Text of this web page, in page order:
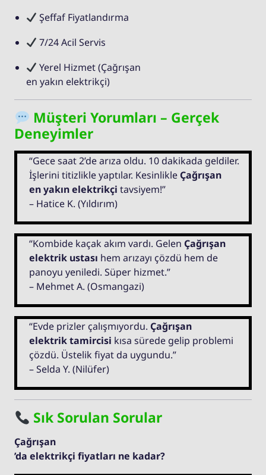
Şeffaf Fiyatlandırma
7/24 Acil Servis
Yerel Hizmet (Çağrışan
en yakın elektrikçi)
Müşteri Yorumları – Gerçek
Deneyimler
“Gece saat 2’de arıza oldu. 10 dakikada geldiler.
İşlerini titizlikle yaptılar. Kesinlikle Çağrışan
en yakın elektrikçi tavsiyem!”
– Hatice K. (Yıldırım)
“Kombide kaçak akım vardı. Gelen Çağrışan
elektrik ustası hem arızayı çözdü hem de
panoyu yeniledi. Süper hizmet.”
– Mehmet A. (Osmangazi)
“Evde prizler çalışmıyordu. Çağrışan
elektrik tamircisi kısa sürede gelip problemi
çözdü. Üstelik fiyat da uygundu.”
– Selda Y. (Nilüfer)
Sık Sorulan Sorular
Çağrışan
’da elektrikçi fiyatları ne kadar?